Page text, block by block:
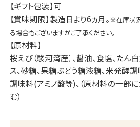
【ギフト包装】可
【賞味期限】製造日より6ヵ月。 ※在庫状
る場合もございますがご了承ください。
【原材料】
桜えび（駿河湾産）、醤油、食塩、たん
ス、砂糖、果糖ぶどう糖液糖、米発酵調
調味料(アミノ酸等)、（原材料の一部
む）